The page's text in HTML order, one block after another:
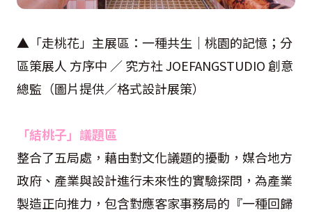
▲「走桃花」主展區：一種共生｜桃園的記憶；分
區策展人 方序中 ／ 究方社 JOEFANGSTUDIO 創意
總監（圖片提供／格式設計展策）
「結桃子」議題區
整合了五局處，藉由對文化議題的擾動，媒合地方
政府、產業與設計進行未來性的實驗探問，為產業
製造正向推力，包含對應客家事務局的『一種回歸